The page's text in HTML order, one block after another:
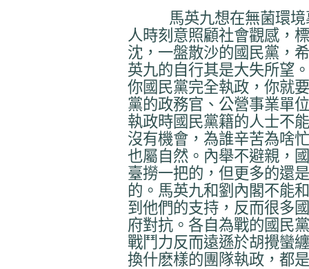
馬英九想在無菌環境
人時刻意照顧社會觀感，
沈，一盤散沙的國民黨，
英九的自行其是大失所望
你國民黨完全執政，你就
黨的政務官、公營事業單
執政時國民黨籍的人士不
沒有機會，為誰辛苦為啥
也屬自然。內舉不避親，
臺撈一把的，但更多的還
的。馬英九和劉內閣不能
到他們的支持，反而很多
府對抗。各自為戰的國民
戰鬥力反而遠遜於胡攪蠻
換什麽樣的團隊執政，都